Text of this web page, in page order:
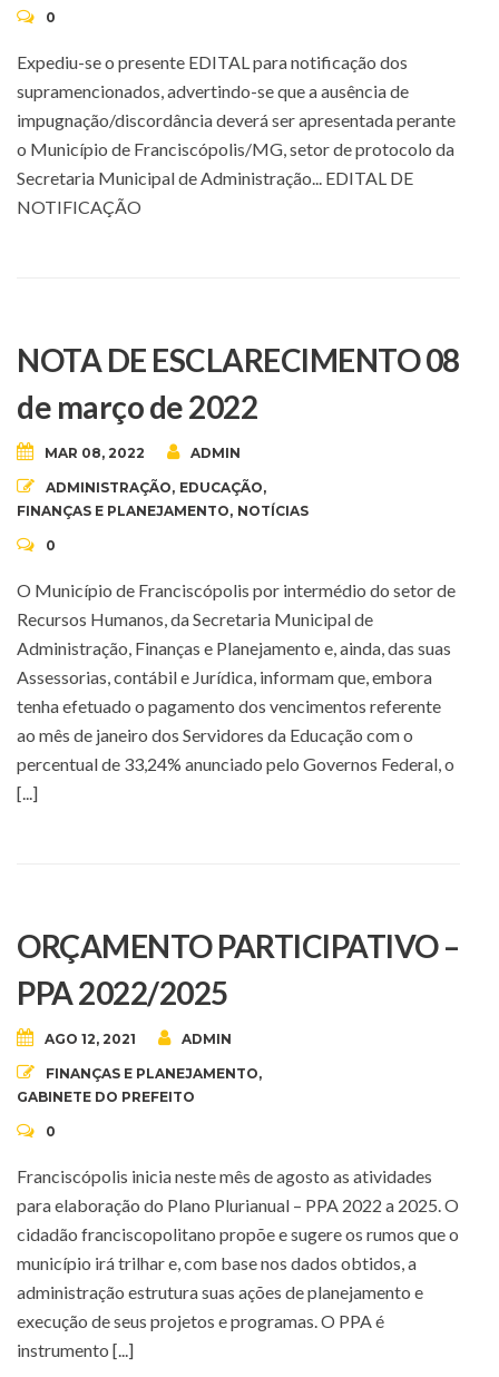
0
Expediu-se o presente EDITAL para notificação dos
supramencionados, advertindo-se que a ausência de
impugnação/discordância deverá ser apresentada perante
o Município de Franciscópolis/MG, setor de protocolo da
Secretaria Municipal de Administração... EDITAL DE
NOTIFICAÇÃO
NOTA DE ESCLARECIMENTO 08
de março de 2022
MAR 08, 2022 ADMIN
ADMINISTRAÇÃO, EDUCAÇÃO,
FINANÇAS E PLANEJAMENTO, NOTÍCIAS
0
O Município de Franciscópolis por intermédio do setor de
Recursos Humanos, da Secretaria Municipal de
Administração, Finanças e Planejamento e, ainda, das suas
Assessorias, contábil e Jurídica, informam que, embora
tenha efetuado o pagamento dos vencimentos referente
ao mês de janeiro dos Servidores da Educação com o
percentual de 33,24% anunciado pelo Governos Federal, o
[...]
ORÇAMENTO PARTICIPATIVO –
PPA 2022/2025
AGO 12, 2021 ADMIN
FINANÇAS E PLANEJAMENTO,
GABINETE DO PREFEITO
0
Franciscópolis inicia neste mês de agosto as atividades
para elaboração do Plano Plurianual – PPA 2022 a 2025. O
cidadão franciscopolitano propõe e sugere os rumos que o
município irá trilhar e, com base nos dados obtidos, a
administração estrutura suas ações de planejamento e
execução de seus projetos e programas. O PPA é
instrumento [...]